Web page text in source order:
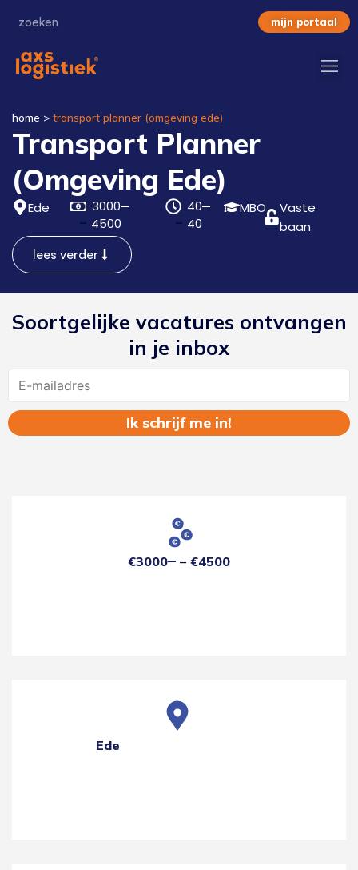
mijn portaal
home > transport planner (omgeving ede)
Transport Planner
(Omgeving Ede)
Ede
3000
4500
40
40
MBO
Vaste
baan
lees verder
Soortgelijke vacatures ontvangen
in je inbox
€3000 €4500
Ede